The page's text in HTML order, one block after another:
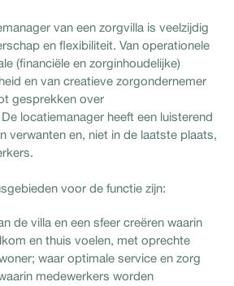
van een zorgvilla is veelzijdig
en flexibiliteit. Van operationele
(financiële en zorginhoudelijke)
en van creatieve zorgondernemer
gesprekken over
locatiemanager heeft een luisterend
verwanten en, niet in de laatste plaats,
voor de functie zijn:
de villa en een sfeer creëren waarin
en thuis voelen, met oprechte
waar optimale service en zorg
medewerkers worden